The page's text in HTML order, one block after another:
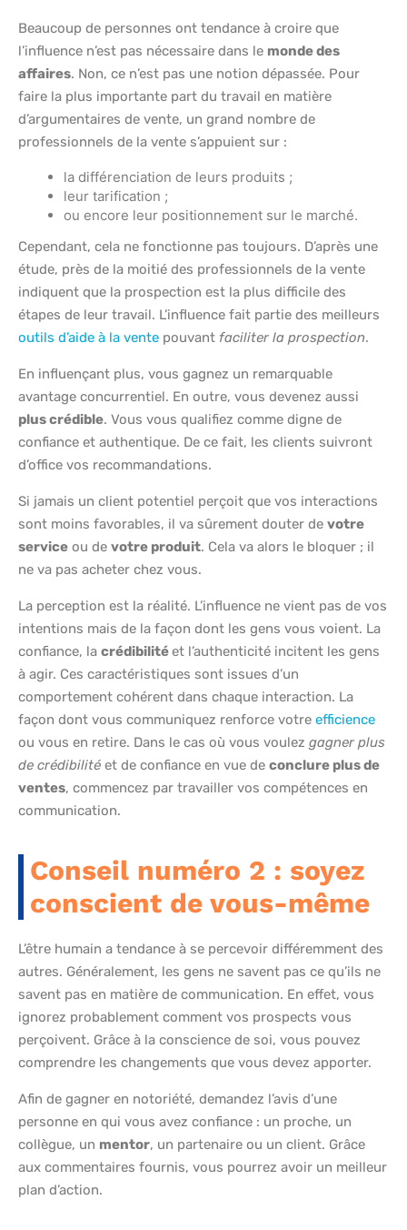
Beaucoup de personnes ont tendance à croire que
l’influence n’est pas nécessaire dans le monde des
affaires. Non, ce n’est pas une notion dépassée. Pour
faire la plus importante part du travail en matière
d’argumentaires de vente, un grand nombre de
professionnels de la vente s’appuient sur :
la différenciation de leurs produits ;
leur tarification ;
ou encore leur positionnement sur le marché.
Cependant, cela ne fonctionne pas toujours. D’après une
étude, près de la moitié des professionnels de la vente
indiquent que la prospection est la plus difficile des
étapes de leur travail. L’influence fait partie des meilleurs
outils d’aide à la vente pouvant faciliter la prospection.
En influençant plus, vous gagnez un remarquable
avantage concurrentiel. En outre, vous devenez aussi
plus crédible. Vous vous qualifiez comme digne de
confiance et authentique. De ce fait, les clients suivront
d’office vos recommandations.
Si jamais un client potentiel perçoit que vos interactions
sont moins favorables, il va sûrement douter de votre
service ou de votre produit. Cela va alors le bloquer ; il
ne va pas acheter chez vous.
La perception est la réalité. L’influence ne vient pas de vos
intentions mais de la façon dont les gens vous voient. La
confiance, la crédibilitéet l’authenticité incitent les gens
à agir. Ces caractéristiques sont issues d’un
comportement cohérent dans chaque interaction. La
façon dont vous communiquez renforce votre efficience
ou vous en retire. Dans le cas où vous voulez gagner plus
de crédibilité et de confiance en vue de conclure plus de
ventes, commencez par travailler vos compétences en
communication.
Conseil numéro 2 : soyez
conscient de vous-même
L’être humain a tendance à se percevoir différemment des
autres. Généralement, les gens ne savent pas ce qu’ils ne
savent pas en matière de communication. En effet, vous
ignorez probablement comment vos prospects vous
perçoivent. Grâce à la conscience de soi, vous pouvez
comprendre les changements que vous devez apporter.
Afin de gagner en notoriété, demandez l’avis d’une
personne en qui vous avez confiance : un proche, un
collègue, un mentor, un partenaire ou un client. Grâce
aux commentaires fournis, vous pourrez avoir un meilleur
plan d’action.